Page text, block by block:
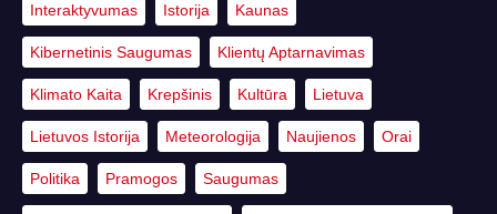
Interaktyvumas Istorija Kaunas
Kibernetinis Saugumas Klientų Aptarnavimas
Klimato Kaita Krepšinis Kultūra Lietuva
Lietuvos Istorija Meteorologija Naujienos Orai
Politika Pramogos Saugumas